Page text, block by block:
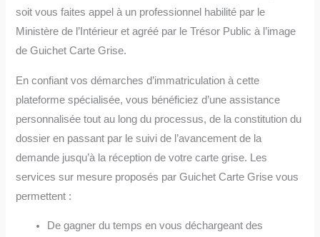
soit vous faites appel à un professionnel habilité par le
Ministère de l’Intérieur et agréé par le Trésor Public à l’image
de Guichet Carte Grise.
En confiant vos démarches d’immatriculation à cette
plateforme spécialisée, vous bénéficiez d’une assistance
personnalisée tout au long du processus, de la constitution du
dossier en passant par le suivi de l’avancement de la
demande jusqu’à la réception de votre carte grise. Les
services sur mesure proposés par Guichet Carte Grise vous
permettent :
De gagner du temps en vous déchargeant des